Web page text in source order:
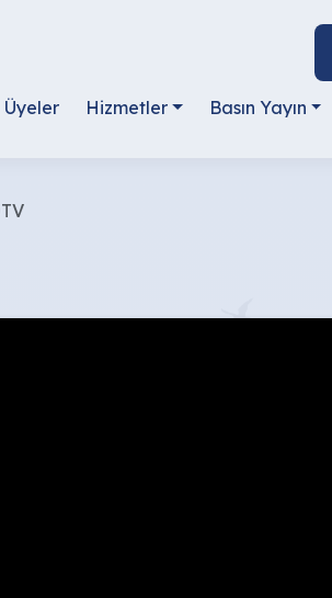
Üyeler Hizmetler Basın Yayın